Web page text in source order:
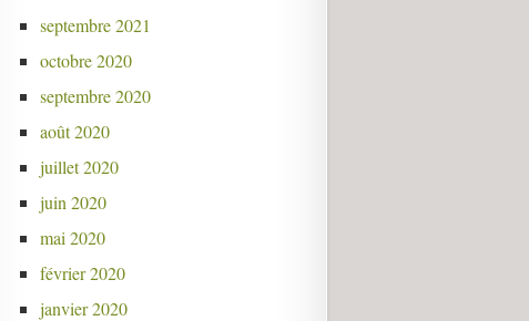
septembre 2021
octobre 2020
septembre 2020
août 2020
juillet 2020
juin 2020
mai 2020
février 2020
janvier 2020